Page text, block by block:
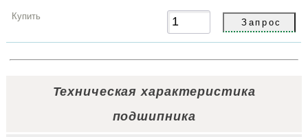
Техническая характеристика
подшипника